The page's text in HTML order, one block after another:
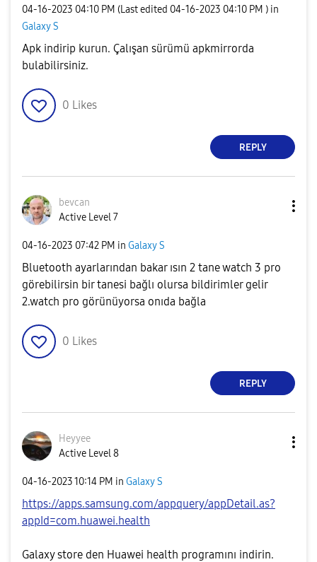
‎04-16-2023 04:10 PM (Last edited ‎04-16-2023 04:10 PM ) in
Galaxy S
Apk indirip kurun. Çalışan sürümü apkmirrorda
bulabilirsiniz.
0 Likes
REPLY
bevcan
Active Level 7
‎04-16-2023 07:42 PM in Galaxy S
Bluetooth ayarlarından bakar ısın 2 tane watch 3 pro
görebilirsin bir tanesi bağlı olursa bildirimler gelir
2.watch pro görünüyorsa onıda bağla
0 Likes
REPLY
Heyyee
Active Level 8
‎04-16-202310:14 PM in Galaxy S
https://apps.samsung.com/appquery/appDetail.as?
appId=com.huawei.health
Galaxy store den Huawei health programını indirin.